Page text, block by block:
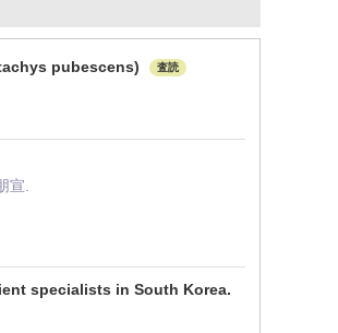
pubescens) 査読
宣.
specialists in South Korea.